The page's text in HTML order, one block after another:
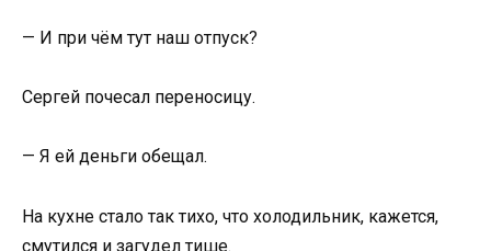
— И при чём тут наш отпуск?
Сергей почесал переносицу.
— Я ей деньги обещал.
На кухне стало так тихо, что холодильник, кажется,
смутился и загудел тише.